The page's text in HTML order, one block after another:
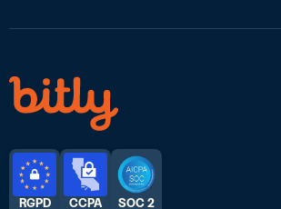
RGPD CCPA SOC 2